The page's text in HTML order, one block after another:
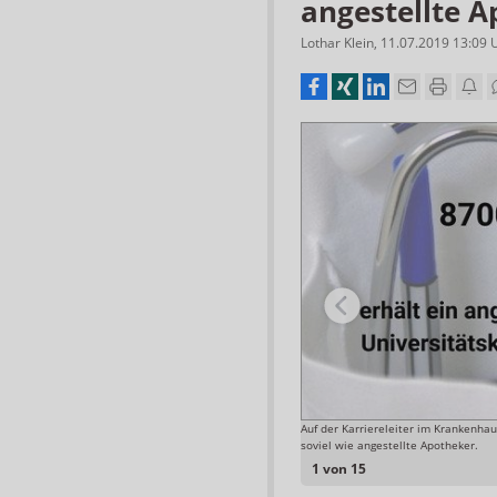
angestellte
Lothar Klein, 11.07.2019 13:09
1 von 15
Auf der Karriereleiter im
soviel wie angestellte Apotheker.